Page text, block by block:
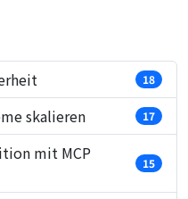
18
skalieren 17
mit MCP
15